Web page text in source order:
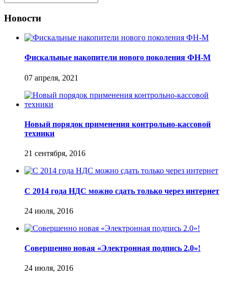
Новости
Фискальные накопители нового поколения ФН-М
07 апреля, 2021
Новый порядок применения контрольно-кассовой
техники
21 сентября, 2016
С 2014 года НДС можно сдать только через интернет
24 июля, 2016
Совершенно новая «Электронная подпись 2.0»!
24 июля, 2016